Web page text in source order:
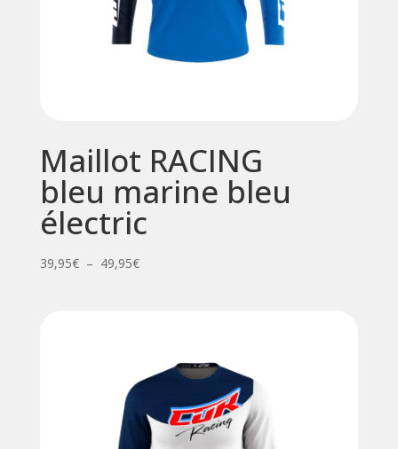
Maillot RACING
bleu marine bleu
électric
39,95€ – 49,95€Plage
49,95€